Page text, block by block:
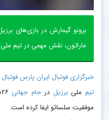
برونو گیمارش در بازی‌های
ماراتون، نقش مهمی در تیم
خبرگزاری فوتبال ایران پارس
تیم ملیبرزیل درجام جهانی
موفقیت سلسائو ایفا کرده است.